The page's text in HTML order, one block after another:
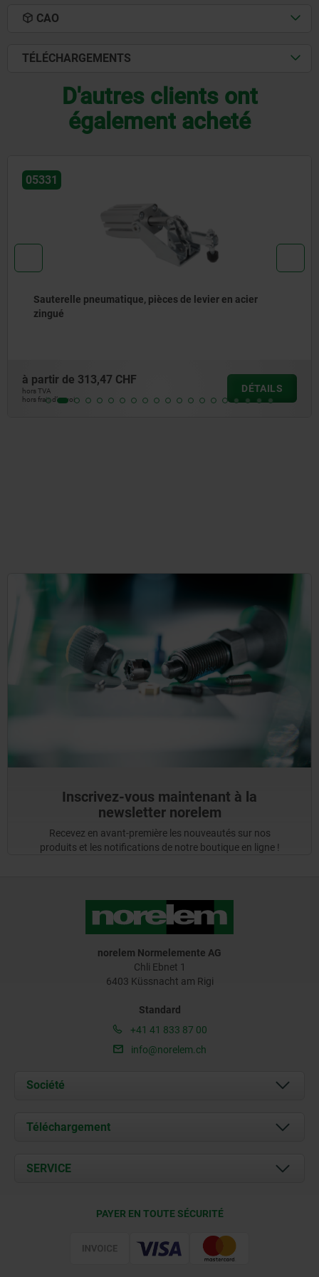
CAO
TÉLÉCHARGEMENTS
D'autres clients ont
également acheté
de levier en acier
DÉTAILS
Sauterelle pneumatique
à partir de 945,62 CHF
hors frais d’envoi
Inscrivez-vous maintenant à la
newsletter norelem
Recevez en avant-première les nouveautés sur nos
produits et les notifications de notre boutique en ligne !
norelem Normelemente AG
Chli Ebnet 1
6403 Küssnacht am Rigi
Standard
+41 41 833 87 00
info@norelem.ch
Société
À propos de nous
Contact
Téléchargement
Documents
SERVICE
PAYER EN TOUTE SÉCURITÉ